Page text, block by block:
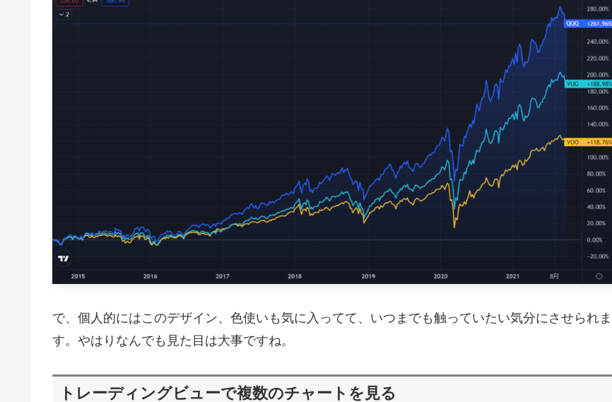
で、個人的にはこのデザイン、色使いも気に入ってて、いつまでも触っていたい気分にさせられま
す。やはりなんでも見た目は大事ですね。
トレーディングビューで複数のチャートを見る